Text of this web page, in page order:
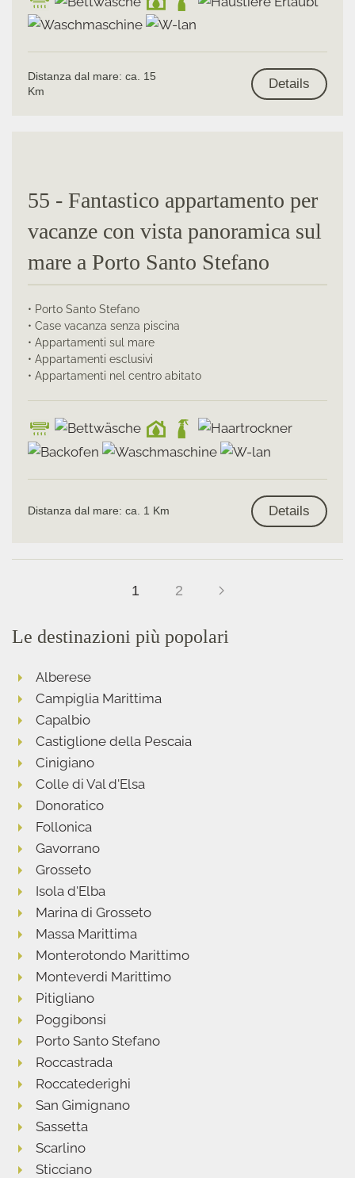
Distanza dal mare: ca. 15
Km
Details
55 - Fantastico appartamento per
vacanze con vista panoramica sul
mare a Porto Santo Stefano
• Porto Santo Stefano
• Case vacanza senza piscina
• Appartamenti sul mare
• Appartamenti esclusivi
• Appartamenti nel centro abitato
Distanza dal mare: ca. 1 Km Details
1 2
Le destinazioni più popolari
Alberese
Campiglia Marittima
Capalbio
Castiglione della Pescaia
Cinigiano
Colle di Val d'Elsa
Donoratico
Follonica
Gavorrano
Grosseto
Isola d'Elba
Marina di Grosseto
Massa Marittima
Monterotondo Marittimo
Monteverdi Marittimo
Pitigliano
Poggibonsi
Porto Santo Stefano
Roccastrada
Roccatederighi
San Gimignano
Sassetta
Scarlino
Sticciano